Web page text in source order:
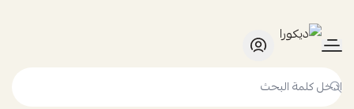
ديكورا